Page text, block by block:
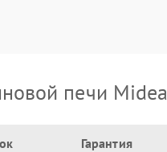
печи Midea
Гарантия